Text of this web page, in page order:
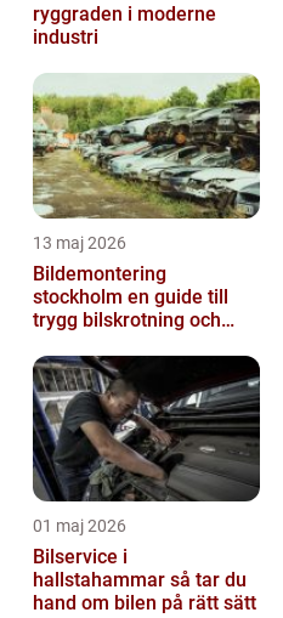
ryggraden i moderne
industri
13 maj 2026
Bildemontering
stockholm en guide till
trygg bilskrotning och
01 maj 2026
Bilservice i
hallstahammar så tar du
hand om bilen på rätt sätt